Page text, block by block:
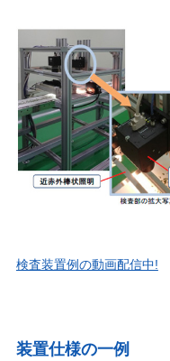
検査装置例の動画配信中!
装置仕様の一例